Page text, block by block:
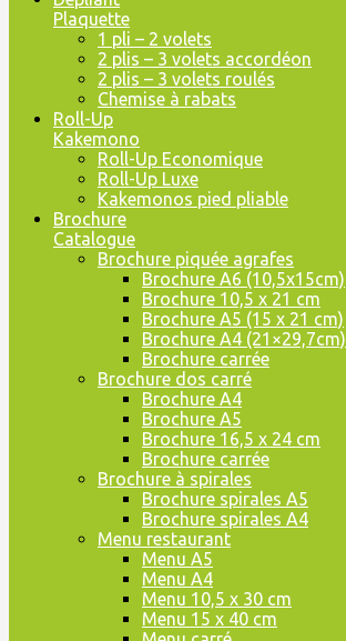
Plaquette
1 pli – 2 volets
2 plis – 3 volets accordéon
2 plis – 3 volets roulés
Chemise à rabats
Roll-Up
Kakemono
Roll-Up Economique
Roll-Up Luxe
Kakemonos pied pliable
Brochure
Catalogue
Brochure piquée agrafes
Brochure A6 (10,5x15cm)
Brochure 10,5 x 21 cm
Brochure A5 (15 x 21 cm)
Brochure A4 (21×29,7cm)
Brochure carrée
Brochure dos carré
Brochure A4
Brochure A5
Brochure 16,5 x 24 cm
Brochure carrée
Brochure à spirales
Brochure spirales A5
Brochure spirales A4
Menu restaurant
Menu A5
Menu A4
Menu 10,5 x 30 cm
Menu 15 x 40 cm